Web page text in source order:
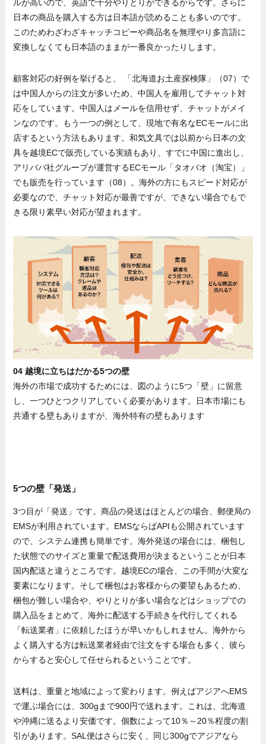
ルが高いので、英語で十分やりとりができるからです。さらに
日本の商品を購入する方は日本語が読めることも多いのです。
このためわざわざキャッチコピーや商品名を無理やり多言語に
変換しなくても日本語のままが一番良かったりします。
顧客対応の好例を挙げると、 「北海道お土産探検隊」（07）で
は中国人からの注文が多いため、中国人を雇用してチャット対
応をしています。中国人はメールを信用せず、チャットがメイ
ンなのです。もう一つの例として、現地で有名なECモールに出
店するという方法もあります。和気文具では以前から日本の文
具を越境ECで販売している実績もあり、すでに中国に進出し、
アリババ社グループが運営するECモール「タオバオ（淘宝）」
でも販売を行っています（08）。海外の方にもスピード対応が
必要なので、チャット対応が最善ですが、できない場合でもで
きる限り素早い対応が望まれます。
04 越境に立ちはだかる5つの壁
海外の市場で成功するためには、図のように5つ「壁」に留意
し、一つひとつクリアしていく必要があります。日本市場にも
共通する壁もありますが、海外特有の壁もあります
5つの壁「発送」
3つ目が「発送」です。商品の発送はほとんどの場合、郵便局の
EMSが利用されています。EMSならばAPIも公開されています
ので、システム連携も簡単です。海外発送の場合には、梱包し
た状態でのサイズと重量で配送費用が決まるということが日本
国内配送と違うところです。越境ECの場合、この手間が大変な
要素になります。そして梱包はお客様からの要望もあるため、
梱包が難しい場合や、やりとりが多い場合などはショップでの
購入品をまとめて、海外に配送する手続きを代行してくれる
「転送業者」に依頼したほうが早いかもしれません。海外から
よく購入する方は転送業者経由で注文をする場合も多く、彼ら
からすると安心して任せられるということです。
送料は、重量と地域によって変わります。例えばアジアへEMS
で運ぶ場合には、300gまで900円で送れます。これは、北海道
や沖縄に送るより安価です。個数によって10％～20％程度の割
引があります。SAL便はさらに安く、同じ300gでアジアなら